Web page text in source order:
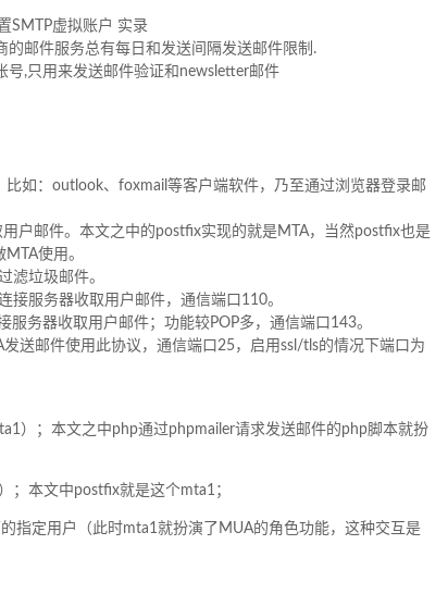
SMTP虚拟账户 实录
邮件服务总有每日和发送间隔发送邮件限制.
,只用来发送邮件验证和newsletter邮件
如：outlook、foxmail等客户端软件，乃至通过浏览器登录邮
户邮件。本文之中的postfix实现的就是MTA，当然postfix也是
使用。
滤垃圾邮件。
接服务器收取用户邮件，通信端口110。
服务器收取用户邮件；功能较POP多，通信端口143。
送邮件使用此协议，通信端口25，启用ssl/tls的情况下端口为
）；本文之中php通过phpmailer请求发送邮件的php脚本就扮
；本文中postfix就是这个mta1；
指定用户（此时mta1就扮演了MUA的角色功能，这种交互是